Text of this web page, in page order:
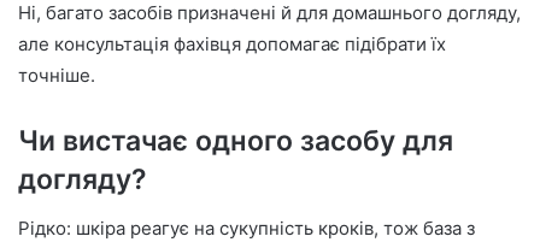
Ні, багато засобів призначені й для домашнього догляду,
але консультація фахівця допомагає підібрати їх
точніше.
Чи вистачає одного засобу для
догляду?
Рідко: шкіра реагує на сукупність кроків, тож база з